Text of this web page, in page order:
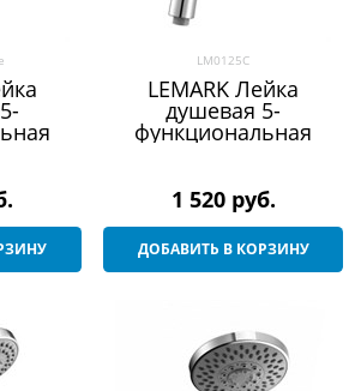
LM0125C
LEMARK Лейка
душевая 5-
функциональная
1 520 руб.
ДОБАВИТЬ В КОРЗИНУ